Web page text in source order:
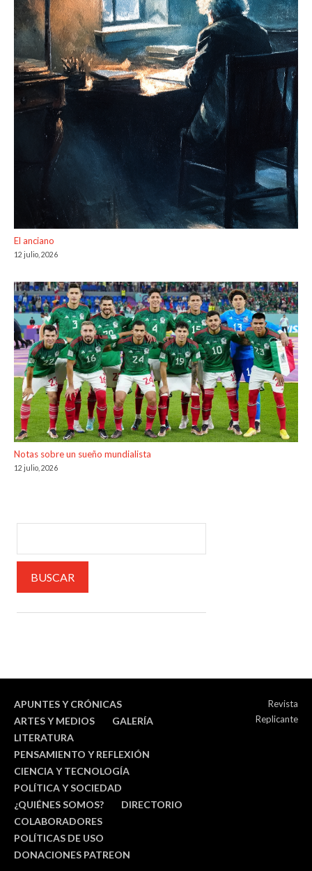
El anciano
12 julio, 2026
Notas sobre un sueño mundialista
12 julio, 2026
APUNTES Y CRÓNICAS
ARTES Y MEDIOS
GALERÍA
LITERATURA
PENSAMIENTO Y REFLEXIÓN
CIENCIA Y TECNOLOGÍA
POLÍTICA Y SOCIEDAD
¿QUIÉNES SOMOS?
DIRECTORIO
COLABORADORES
POLÍTICAS DE USO
DONACIONES PATREON
Revista
Replicante